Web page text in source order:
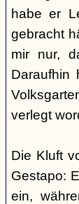
habe er
gebracht
mir nur,
Daraufhin
verlegt
Die Kluft
Gestapo:
ein,